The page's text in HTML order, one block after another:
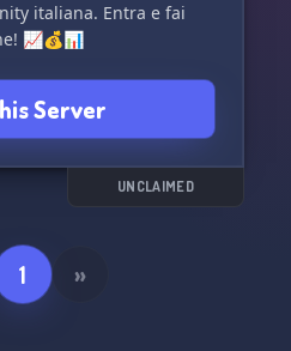
italiana. Entra e fai
📈💰📊
Server
UNCLAIMED
1 »